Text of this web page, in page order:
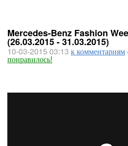
Mercedes-Benz Fashion
(26.03.2015 - 31.03.2015)
10-03-2015 03:13 к комментариям
понравилось!